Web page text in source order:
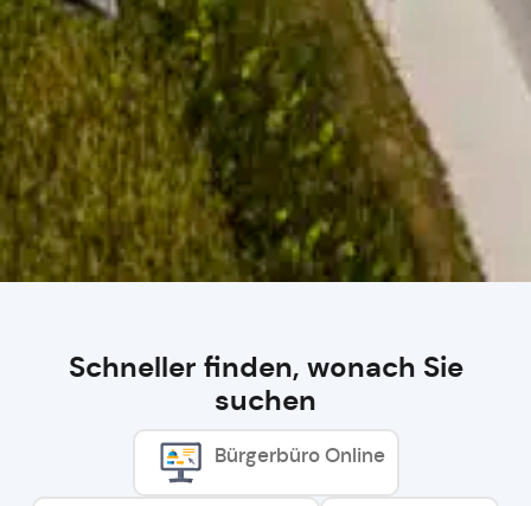
Schneller finden, wonach Sie
suchen
Bürgerbüro Online